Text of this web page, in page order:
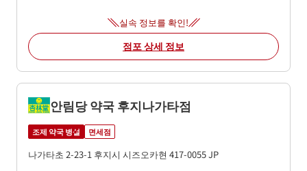
실속 정보를 확인!
점포 상세 정보
안림당 약국 후지나가타점
조제 약국 병설 면세점
나가타초 2-23-1 후지시 시즈오카현 417-0055JP